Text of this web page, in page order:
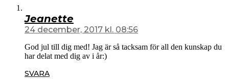
Jeanette
24 december, 2017 kl. 08:56
God jul till dig med! Jag är så tacksam för all den kunskap du
har delat med dig av i år:)
SVARA